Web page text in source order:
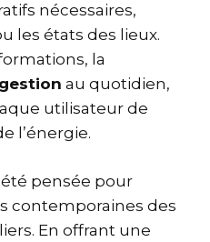
nécessaires,
les états des lieux.
la
au quotidien,
utilisateur de
l’énergie.
été pensée pour
contemporaines des
En offrant une